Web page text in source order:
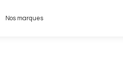
Nos marques